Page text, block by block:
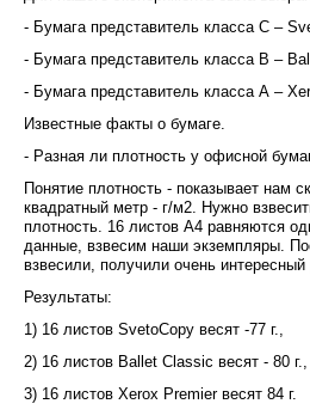
- Бумага представитель класса С –
- Бумага представитель класса В –
- Бумага представитель класса А –
Известные факты о бумаге.
- Разная ли плотность у офисной
Понятие плотность - показывает нам
квадратный метр - г/м2. Нужно
плотность. 16 листов А4 равняются
данные, взвесим наши экземпляры.
взвесили, получили очень интересный
Результаты:
1) 16 листов SvetoCopy весят -77 г.,
2) 16 листов Ballet Classic весят - 80 г.,
3) 16 листов Xerox Premier весят 84 г.